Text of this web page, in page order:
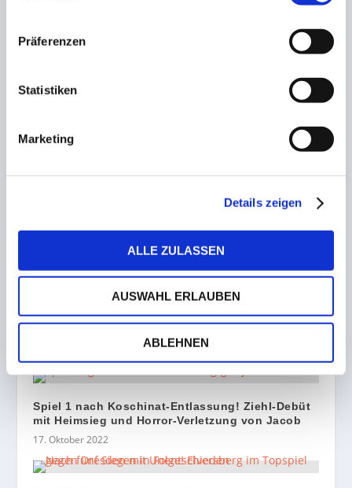
Präferenzen
Statistiken
Marketing
Details zeigen
ALLE ZULASSEN
AUSWAHL ERLAUBEN
ABLEHNEN
Diefflen gewinnt zum
Jahresauftakt und sichert
Qualifikation zur
NÄCHSTE
Trainingslager des FC
Homburg in Lara
ZUSAMMENHÄNGENDE POSTS
Spiel 1 nach Koschinat-Entlassung! Ziehl-Debüt
mit Heimsieg und Horror-Verletzung von Jacob
17. Oktober 2022